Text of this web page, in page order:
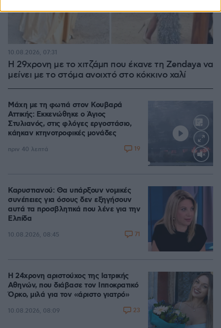
Η 29χρονη με το χιτζάμπ που έκανε τη Zendaya να
μείνει με το στόμα ανοιχτό στο κόκκινο χαλί
10.08.2026, 07:31
Μάχη με τη φωτιά στον Κουβαρά
Αττικής: Εκκενώθηκε ο Άγιος
Στυλιανός, στις φλόγες εργοστάσιο,
κάηκαν κτηνοτροφικές μονάδες
πριν 40 λεπτά 19
Καρυστιανού: Θα υπάρξουν νομικές
συνέπειες για όσους δεν εξηγήσουν
αυτά τα προσβλητικά που λένε για την
Ελπίδα
10.08.2026, 08:45 71
Η 24χρονη αριστούχος της Ιατρικής
Αθηνών, που διάβασε τον Ιπποκρατικό
Όρκο, μιλά για τον «άριστο γιατρό»
10.08.2026, 08:09 23